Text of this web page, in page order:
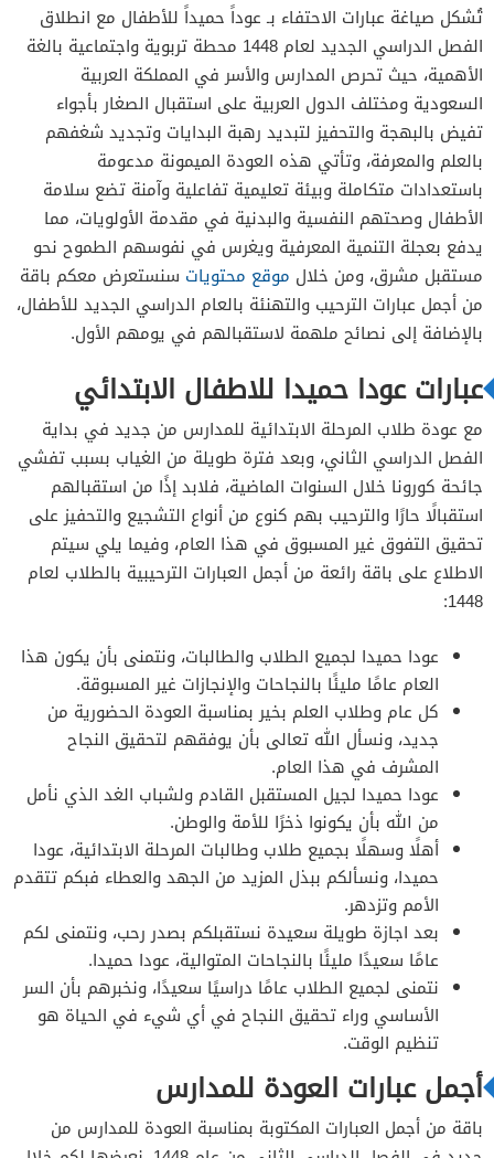
تُشكل صياغة عبارات الاحتفاء بـ عوداً حميداً للأطفال مع انطلاق
الفصل الدراسي الجديد لعام 1448 محطة تربوية واجتماعية بالغة
الأهمية، حيث تحرص المدارس والأسر في المملكة العربية
السعودية ومختلف الدول العربية على استقبال الصغار بأجواء
تفيض بالبهجة والتحفيز لتبديد رهبة البدايات وتجديد شغفهم
بالعلم والمعرفة، وتأتي هذه العودة الميمونة مدعومة
باستعدادات متكاملة وبيئة تعليمية تفاعلية وآمنة تضع سلامة
الأطفال وصحتهم النفسية والبدنية في مقدمة الأولويات، مما
يدفع بعجلة التنمية المعرفية ويغرس في نفوسهم الطموح نحو
مستقبل مشرق، ومن خلال موقع محتويات سنستعرض معكم باقة
من أجمل عبارات الترحيب والتهنئة بالعام الدراسي الجديد للأطفال،
بالإضافة إلى نصائح ملهمة لاستقبالهم في يومهم الأول.
عبارات عودا حميدا للاطفال الابتدائي
مع عودة طلاب المرحلة الابتدائية للمدارس من جديد في بداية
الفصل الدراسي الثاني، وبعد فترة طويلة من الغياب بسبب تفشي
جائحة كورونا خلال السنوات الماضية، فلابد إذًا من استقبالهم
استقبالًا حارًا والترحيب بهم كنوع من أنواع التشجيع والتحفيز على
تحقيق التفوق غير المسبوق في هذا العام، وفيما يلي سيتم
الاطلاع على باقة رائعة من أجمل العبارات الترحيبية بالطلاب لعام
1448:
عودا حميدا لجميع الطلاب والطالبات، ونتمنى بأن يكون هذا
العام عامًا مليئًا بالنجاحات والإنجازات غير المسبوقة.
كل عام وطلاب العلم بخير بمناسبة العودة الحضورية من
جديد، ونسأل الله تعالى بأن يوفقهم لتحقيق النجاح
المشرف في هذا العام.
عودا حميدا لجيل المستقبل القادم ولشباب الغد الذي نأمل
من الله بأن يكونوا ذخرًا للأمة والوطن.
أهلًا وسهلًا بجميع طلاب وطالبات المرحلة الابتدائية، عودا
حميدا، ونسألكم ببذل المزيد من الجهد والعطاء فبكم تتقدم
الأمم وتزدهر.
بعد اجازة طويلة سعيدة نستقبلكم بصدر رحب، ونتمنى لكم
عامًا سعيدًا مليئًا بالنجاحات المتوالية، عودا حميدا.
نتمنى لجميع الطلاب عامًا دراسيًا سعيدًا، ونخبرهم بأن السر
الأساسي وراء تحقيق النجاح في أي شيء في الحياة هو
تنظيم الوقت.
أجمل عبارات العودة للمدارس
باقة من أجمل العبارات المكتوبة بمناسبة العودة للمدارس من